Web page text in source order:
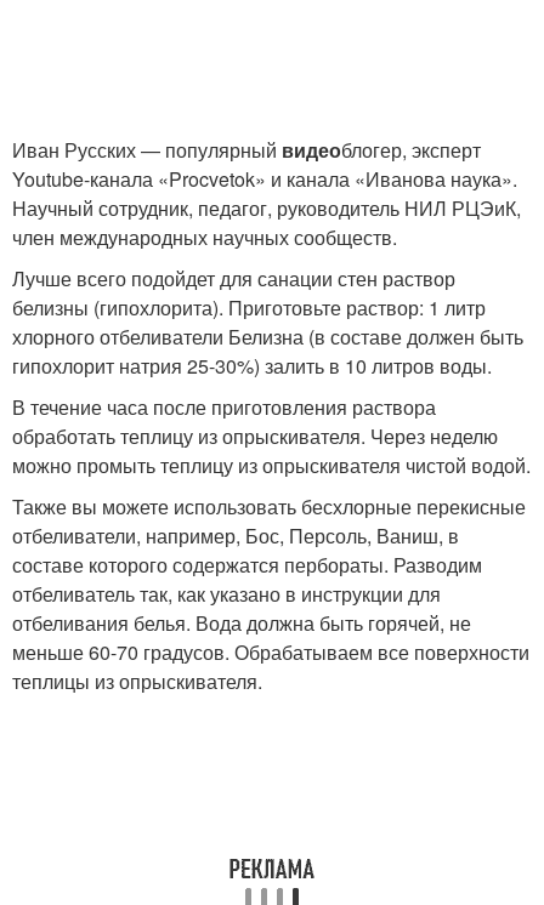
Иван Русских — популярный видеоблогер, эксперт
Youtube-канала «Procvetok» и канала «Иванова наука».
Научный сотрудник, педагог, руководитель НИЛ РЦЭиК,
член международных научных сообществ.
Лучше всего подойдет для санации стен раствор
белизны (гипохлорита). Приготовьте раствор: 1 литр
хлорного отбеливатели Белизна (в составе должен быть
гипохлорит натрия 25-30%) залить в 10 литров воды.
В течение часа после приготовления раствора
обработать теплицу из опрыскивателя. Через неделю
можно промыть теплицу из опрыскивателя чистой водой.
Также вы можете использовать бесхлорные перекисные
отбеливатели, например, Бос, Персоль, Ваниш, в
составе которого содержатся пербораты. Разводим
отбеливатель так, как указано в инструкции для
отбеливания белья. Вода должна быть горячей, не
меньше 60-70 градусов. Обрабатываем все поверхности
теплицы из опрыскивателя.